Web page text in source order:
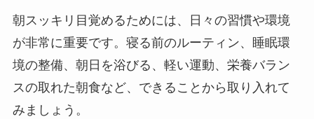
朝スッキリ目覚めるためには、日々の習慣や環境
が非常に重要です。寝る前のルーティン、睡眠環
境の整備、朝日を浴びる、軽い運動、栄養バラン
スの取れた朝食など、できることから取り入れて
みましょう。